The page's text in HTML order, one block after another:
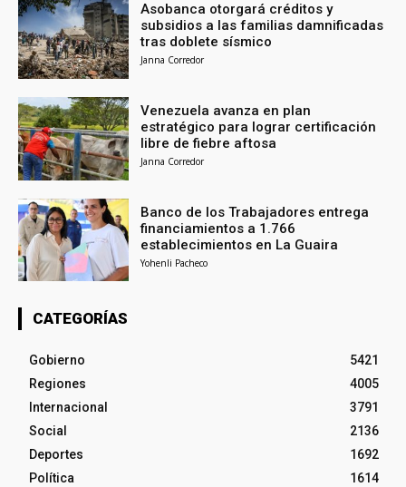
Asobanca otorgará créditos y
subsidios a las familias damnificadas
tras doblete sísmico
Janna Corredor
Venezuela avanza en plan
estratégico para lograr certificación
libre de fiebre aftosa
Janna Corredor
Banco de los Trabajadores entrega
financiamientos a 1.766
establecimientos en La Guaira
Yohenli Pacheco
CATEGORÍAS
Gobierno
5421
Regiones
4005
Internacional
3791
Social
2136
Deportes
1692
Política
1614